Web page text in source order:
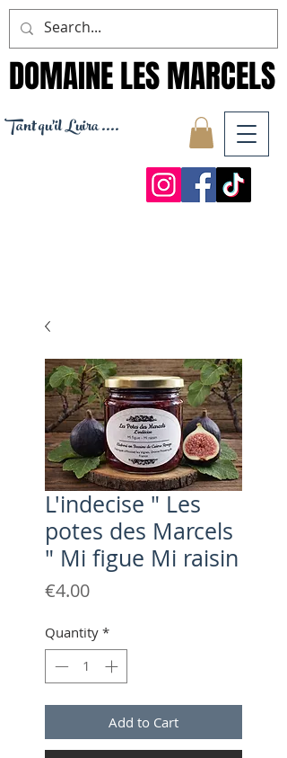
DOMAINE LES MARCELS
DOMAINE LES MARCELS
Tant qu'il Luira ....
L'indecise " Les
potes des Marcels
" Mi figue Mi raisin
€4.00Price
Quantity *
Add to Cart